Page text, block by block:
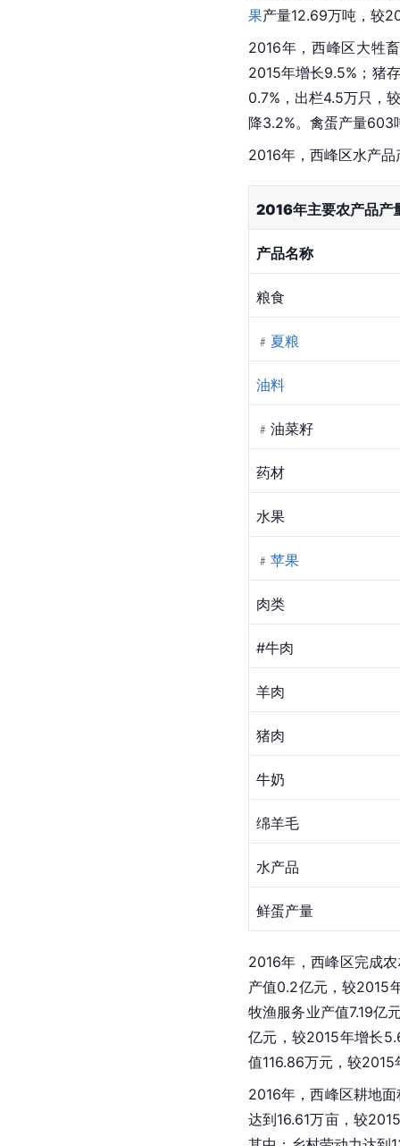
果产量12.69万吨，较
2016年，西峰区大牲
2015年增长9.5%；猪
0.7%，出栏4.5万只，
降3.2%。禽蛋产量603
2016年，西峰区水产
2016年主要农产品产
产品名称
粮食
﹟ 夏粮
油料
﹟油菜籽
药材
水果
﹟ 苹果
肉类
#牛肉
羊肉
猪肉
牛奶
绵羊毛
水产品
鲜蛋产量
2016年，西峰区完成农
产值0.2亿元，较2015
牧渔服务业产值7.19亿
亿元，较2015年增长
值116.86万元，较2015
2016年，西峰区耕地
达到16.61万亩，较